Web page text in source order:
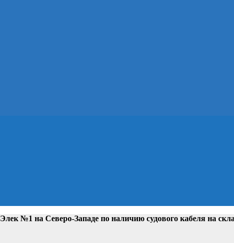
Элек №1 на Северо-Западе по наличию судового кабеля на